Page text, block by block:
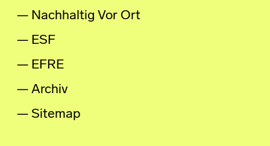
Nachhaltig Vor Ort
ESF
EFRE
Archiv
Sitemap